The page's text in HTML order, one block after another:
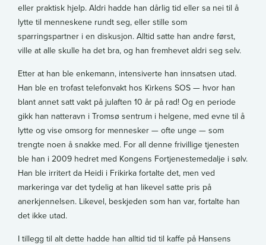
eller praktisk hjelp. Aldri hadde han dårlig tid eller sa nei til å
lytte til menneskene rundt seg, eller stille som
sparringspartner i en diskusjon. Alltid satte han andre først,
ville at alle skulle ha det bra, og han fremhevet aldri seg selv.
Etter at han ble enkemann, intensiverte han innsatsen utad.
Han ble en trofast telefonvakt hos Kirkens SOS — hvor han
blant annet satt vakt på julaften 10 år på rad! Og en periode
gikk han natteravn i Tromsø sentrum i helgene, med evne til å
lytte og vise omsorg for mennesker — ofte unge — som
trengte noen å snakke med. For all denne frivillige tjenesten
ble han i 2009 hedret med Kongens Fortjenestemedalje i sølv.
Han ble irritert da Heidi i Frikirka fortalte det, men ved
markeringa var det tydelig at han likevel satte pris på
anerkjennelsen. Likevel, beskjeden som han var, fortalte han
det ikke utad.
I tillegg til alt dette hadde han alltid tid til kaffe på Hansens